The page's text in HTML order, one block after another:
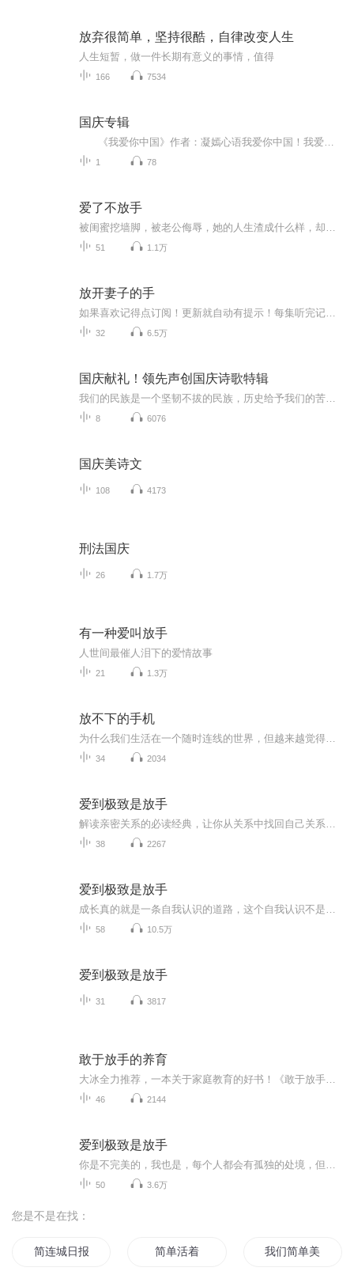
放弃很简单，坚持很酷，自律改变人生
人生短暂，做一件长期有意义的事情，值得
166 7534
国庆专辑
1 78
爱了不放手
51 1.1万
放开妻子的手
32 6.5万
国庆献礼！领先声创国庆诗歌特辑
8 6076
国庆美诗文
108 4173
刑法国庆
26 1.7万
有一种爱叫放手
人世间最催人泪下的爱情故事
21 1.3万
放不下的手机
34 2034
爱到极致是放手
38 2267
爱到极致是放手
58 10.5万
爱到极致是放手
31 3817
敢于放手的养育
46 2144
爱到极致是放手
50 3.6万
您是不是在找：
简连城日报 简单活着 我们简单美好的